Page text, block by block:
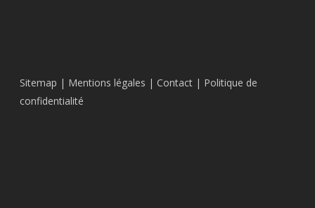
Sitemap | Mentions légales | Contact | Politique de
confidentialité